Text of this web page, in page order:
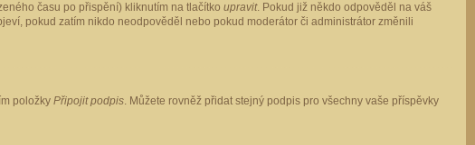
času po přispění) kliknutím na tlačítko upravit. Pokud již někdo odpověděl na váš
pokud zatím nikdo neodpověděl nebo pokud moderátor či administrátor změnili
položky Připojit podpis. Můžete rovněž přidat stejný podpis pro všechny vaše příspěvky